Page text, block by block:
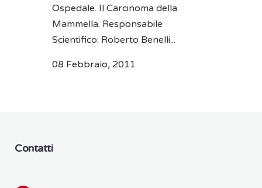
Ospedale. Il Carcinoma della
Mammella. Responsabile
Scientifico: Roberto Benelli...
08 Febbraio, 2011
Contatti